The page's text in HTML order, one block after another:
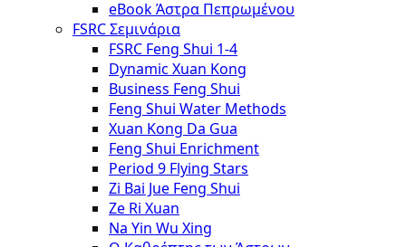
eBook Άστρα Πεπρωμένου
FSRC Σεμινάρια
FSRC Feng Shui 1-4
Dynamic Xuan Kong
Business Feng Shui
Feng Shui Water Methods
Xuan Kong Da Gua
Feng Shui Enrichment
Period 9 Flying Stars
Zi Bai Jue Feng Shui
Ze Ri Xuan
Na Yin Wu Xing